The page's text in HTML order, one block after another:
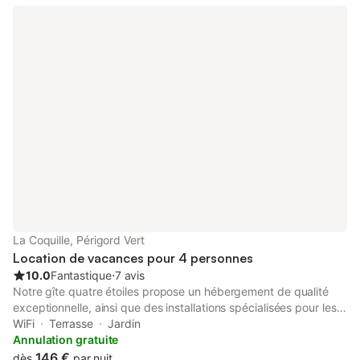
La Coquille, Périgord Vert
Location de vacances pour 4 personnes
10.0Fantastique⋅7 avis
Notre gîte quatre étoiles propose un hébergement de qualité
exceptionnelle, ainsi que des installations spécialisées pour les
personnes prenant des vacances en voiture en France. Parfait
pour les passionnés de conduite / moto, avec une offre unique
introuvable ailleurs, nous proposons un parking privé sécurisé
WiFi Terrasse
Jardin
Annulation gratuite